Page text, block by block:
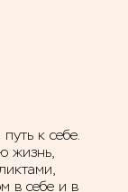
к себе.
жизнь,
в себе и в